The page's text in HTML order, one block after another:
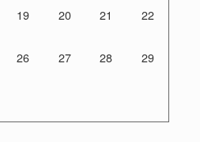
19 20 21 22
26 27 28 29